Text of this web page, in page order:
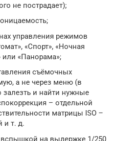
не пострадает);
управления режимов
«Спорт», «Ночная
или «Панорама»;
съёмочных
а не через меню (в
залезть и найти нужные
– отдельной
матрицы ISO –
и т. д.
на выдержке 1/250